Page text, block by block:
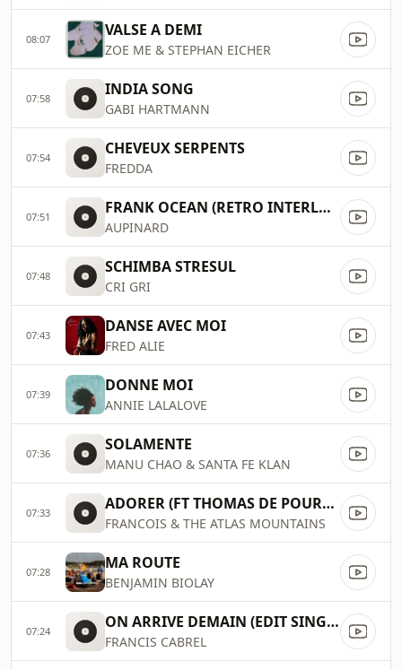
08:07 VALSE A DEMI
ZOE ME & STEPHAN EICHER
07:58 INDIA SONG
GABI HARTMANN
07:54 CHEVEUX SERPENTS
FREDDA
07:51 FRANK OCEAN (RETRO INTERLUDE)
AUPINARD
07:48 SCHIMBA STRESUL
CRI GRI
07:43 DANSE AVEC MOI
FRED ALIE
07:39 DONNE MOI
ANNIE LALALOVE
07:36 SOLAMENTE
MANU CHAO & SANTA FE KLAN
07:33 ADORER (FT THOMAS DE POURQUERY)
FRANCOIS & THE ATLAS MOUNTAINS
07:28 MA ROUTE
BENJAMIN BIOLAY
07:24 ON ARRIVE DEMAIN (EDIT SINGLE)
FRANCIS CABREL